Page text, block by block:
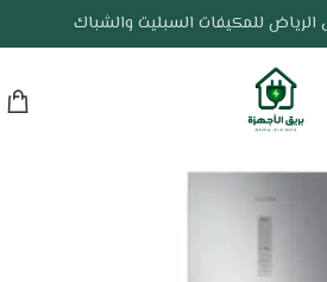
الرياض للمكيفات السبليت والشباك